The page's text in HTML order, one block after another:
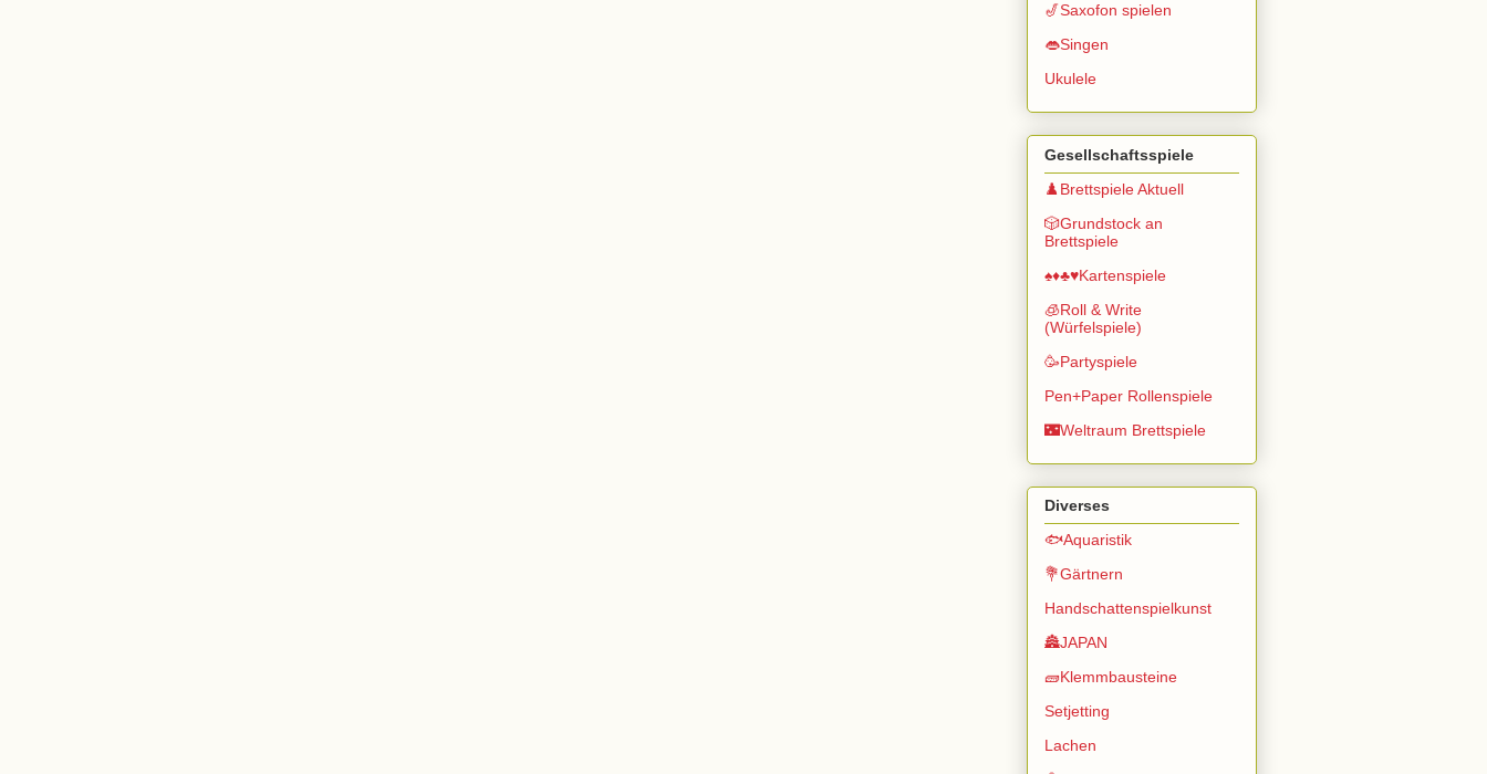
🎷Saxofon spielen
👄Singen
Ukulele
Gesellschaftsspiele
♟️Brettspiele Aktuell
🎲Grundstock an
Brettspiele
♠️♦️♣️♥️Kartenspiele
🧊Roll & Write
(Würfelspiele)
🥳Partyspiele
Pen+Paper Rollenspiele
🌃Weltraum Brettspiele
Diverses
🐟Aquaristik
💐Gärtnern
Handschattenspielkunst
🏯JAPAN
🧱Klemmbausteine
Setjetting
Lachen